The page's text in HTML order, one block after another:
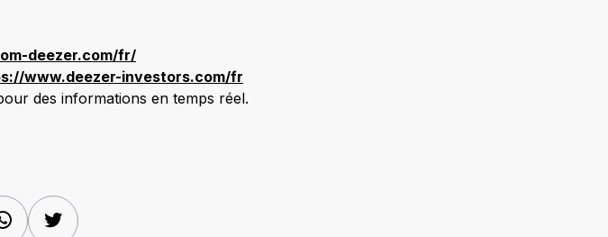
deezer.com/fr/
www.deezer-investors.com/fr
des informations en temps réel.
WhatsAppTwitter